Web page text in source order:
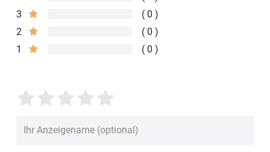
3
0
2
0
1
0